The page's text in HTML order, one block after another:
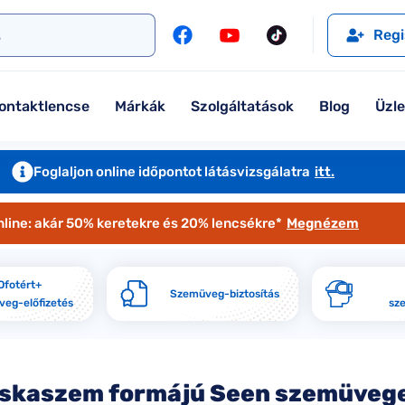
Márkák Szolgáltatások Blog
Jimmy Choo
További márkáink megtekintése
Komplett 20% minden
Szemüveglencsék
Kontaktlencse
Foglaljon online időpontot látásvizsgálatra itt.
akár 50% keretekre és 20% lencsékre* Megnézem
előfizetés
Szemüveg-biztosítás
formájú Seen